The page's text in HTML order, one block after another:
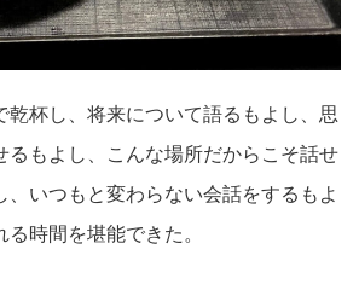
乾杯し、将来について語るもよし、思
るもよし、こんな場所だからこそ話せ
、いつもと変わらない会話をするもよ
時間を堪能できた。